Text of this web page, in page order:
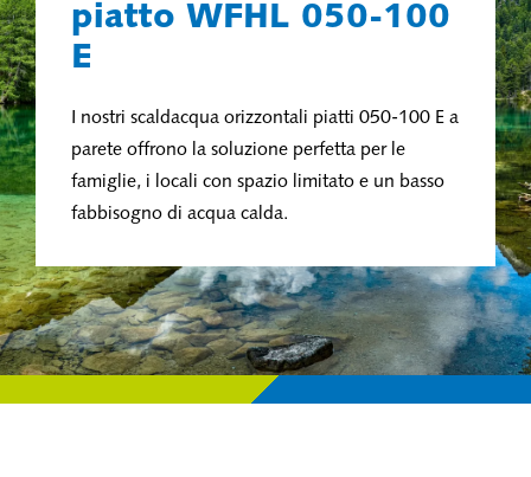
piatto WFHL 050-100
E
I nostri scaldacqua orizzontali piatti 050-100 E a
parete offrono la soluzione perfetta per le
famiglie, i locali con spazio limitato e un basso
fabbisogno di acqua calda.